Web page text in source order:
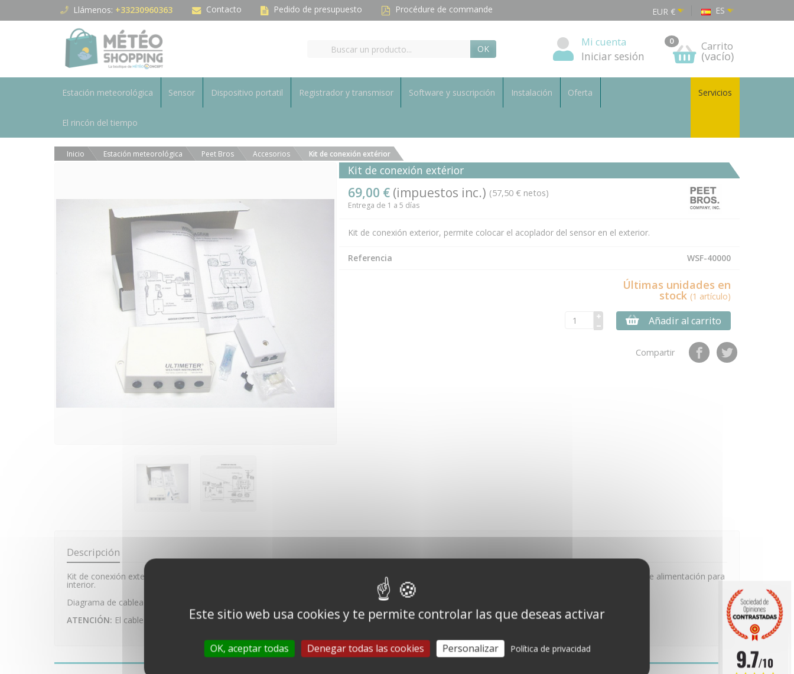
Llámenos: +33230960363 Contacto Pedido de presupuesto Procédure de commande EUR € ES
OK
Mi cuenta
Iniciar sesión
0 Carrito
(vacío)
Estación meteorológica Sensor Dispositivo portatil Registrador y transmisor Software y suscripción Instalación Oferta
El rincón del tiempo
Servicios
Inicio Estación meteorológica Peet Bros Accesorios Kit de conexión extérior
Kit de conexión extérior
69,00 € (impuestos inc.) (57,50 € netos)
Entrega de 1 a 5 días
Kit de conexión exterior, permite colocar el acoplador del sensor en el exterior.
Referencia WSF-40000
Últimas unidades en
stock (1 artículo)
Añadir al carrito
Compartir
Descripción
Kit de conexión exterior, permite colocar el acoplador del sensor en el exterior. El kit contiene una caja de conexiones estanca para exterior y una caja de alimentación para
interior.
Diagrama de cableado disponible aquí.
ATENCIÓN: El cable de conexión no se suministra y está disponible como opción.
10 otros productos de la misma categoría: 9.7/10
Panel de gestión de cookies
Este sitio web usa cookies y te permite controlar las que deseas activar
OK, aceptar todas Denegar todas las cookies Personalizar Política de privacidad